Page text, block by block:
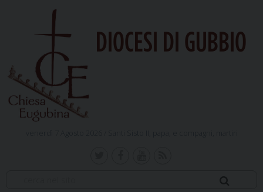
DIOCESI DI GUBBIO